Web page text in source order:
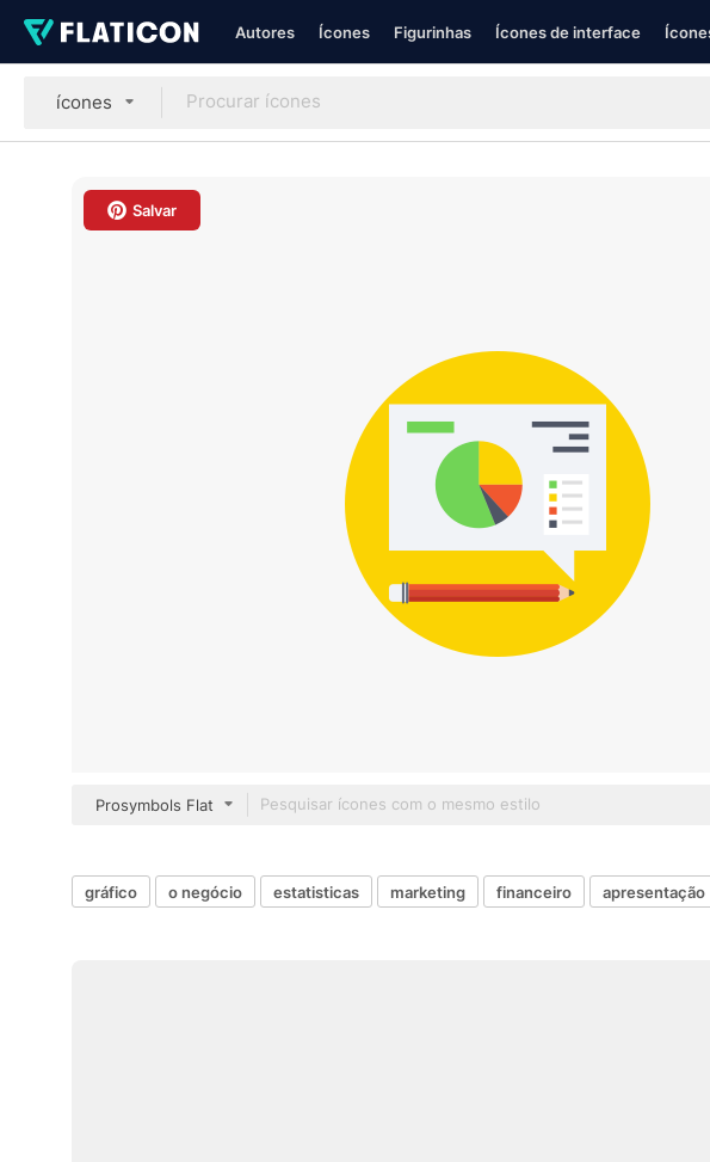
Autores Ícones Figurinhas Ícones de interface
ícones
Salvar
Prosymbols Flat
gráfico o negócio estatisticas marketing financeiro apresentação